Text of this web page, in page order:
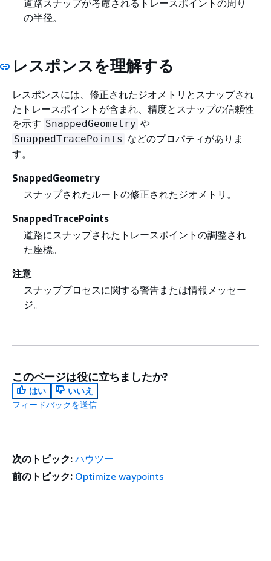
道路スナップが考慮されるトレースポイントの周り
の半径。
レスポンスを理解する
レスポンスには、修正されたジオメトリとスナップされ
たトレースポイントが含まれ、精度とスナップの信頼性
を示す SnappedGeometry や
SnappedTracePoints などのプロパティがありま
す。
SnappedGeometry
スナップされたルートの修正されたジオメトリ。
SnappedTracePoints
道路にスナップされたトレースポイントの調整され
た座標。
注意
スナッププロセスに関する警告または情報メッセー
ジ。
このページは役に立ちましたか?
はい
いいえ
フィードバックを送信
次のトピック: ハウツー
前のトピック: Optimize waypoints